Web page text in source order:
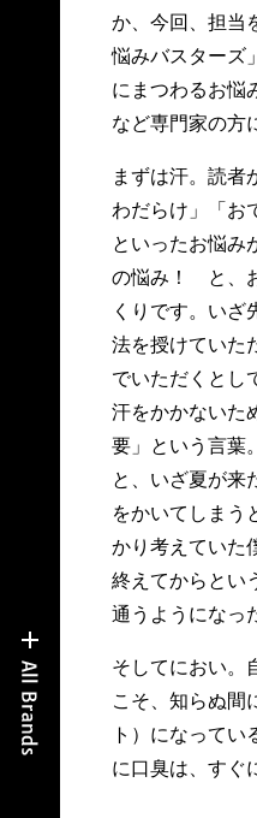
か、今回、担当
悩みバスターズ
にまつわるお悩
など専門家の方
まずは汗。読者
わだらけ」「お
といったお悩み
の悩み！ と、
くりです。いざ
法を授けていた
でいただくとし
汗をかかないた
要」という言葉
と、いざ夏が来
をかいてしまう
かり考えていた
終えてからとい
通うようになっ
そしてにおい。
こそ、知らぬ間
ト）になって
に口臭は、すぐ